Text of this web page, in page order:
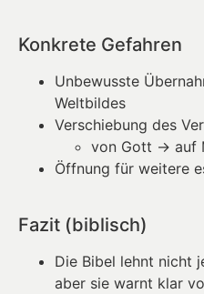
Konkrete Gefahren
Unbewusste
Weltbildes
Verschiebung des
von Gott → auf
Öffnung für weitere
Fazit (biblisch)
Die Bibel lehnt nicht
aber sie warnt klar